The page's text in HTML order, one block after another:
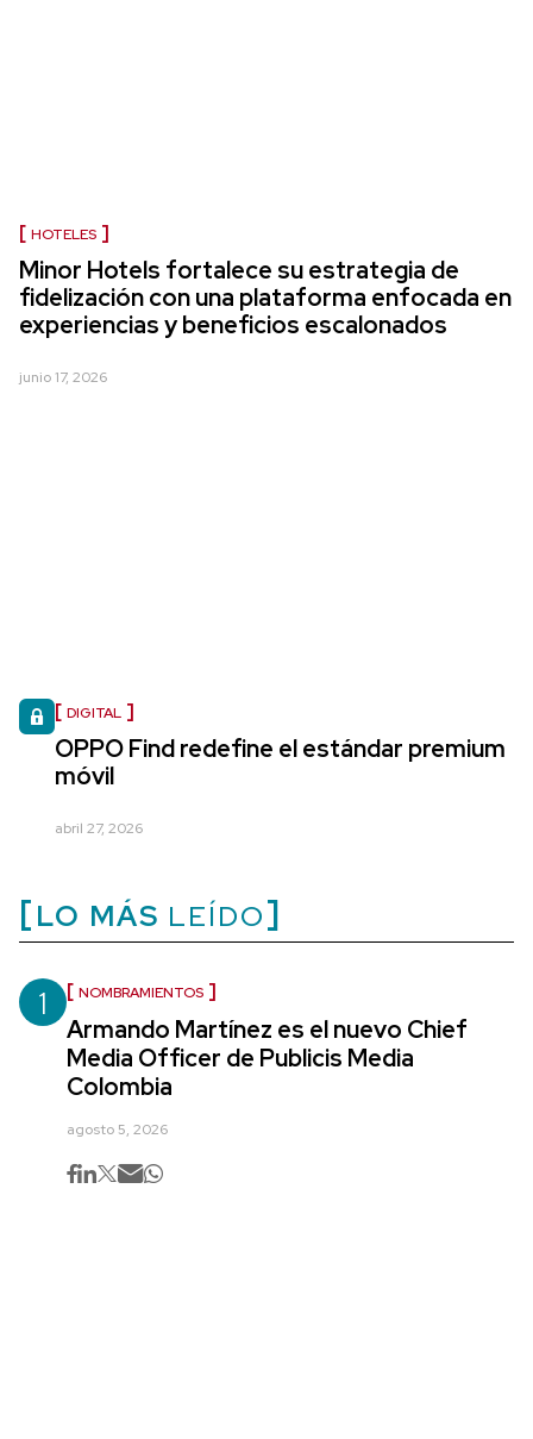
HOTELES
Minor Hotels fortalece su estrategia de
fidelización con una plataforma enfocada en
experiencias y beneficios escalonados
junio 17, 2026
DIGITAL
OPPO Find redefine el estándar premium
móvil
abril 27, 2026
LO MÁS LEÍDO
1 NOMBRAMIENTOS
Armando Martínez es el nuevo Chief
Media Officer de Publicis Media
Colombia
agosto 5, 2026